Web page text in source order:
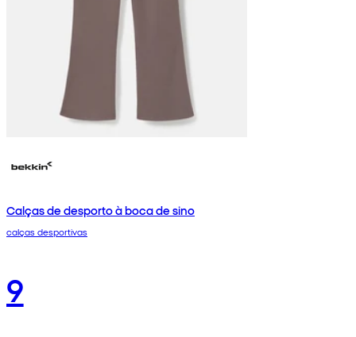
Calças de desporto à boca de sino
calças desportivas
9